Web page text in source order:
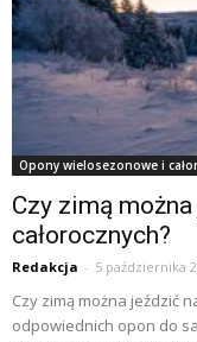
Opony wielosezonowe i
Czy zimą
całorocznych?
Redakcja - 5 października
Czy zimą można jeździć
odpowiednich opon do